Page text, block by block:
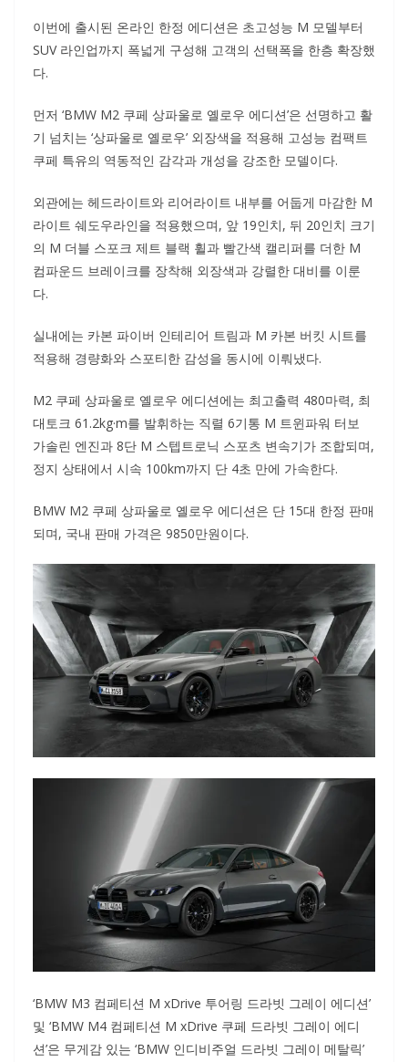
이번에 출시된 온라인 한정 에디션은 초고성능 M 모델부터
SUV 라인업까지 폭넓게 구성해 고객의 선택폭을 한층 확장했
다.
먼저 ‘BMW M2 쿠페 상파울로 옐로우 에디션’은 선명하고 활
기 넘치는 ‘상파울로 옐로우’ 외장색을 적용해 고성능 컴팩트
쿠페 특유의 역동적인 감각과 개성을 강조한 모델이다.
외관에는 헤드라이트와 리어라이트 내부를 어둡게 마감한 M
라이트 쉐도우라인을 적용했으며, 앞 19인치, 뒤 20인치 크기
의 M 더블 스포크 제트 블랙 휠과 빨간색 캘리퍼를 더한 M
컴파운드 브레이크를 장착해 외장색과 강렬한 대비를 이룬
다.
실내에는 카본 파이버 인테리어 트림과 M 카본 버킷 시트를
적용해 경량화와 스포티한 감성을 동시에 이뤄냈다.
M2 쿠페 상파울로 옐로우 에디션에는 최고출력 480마력, 최
대토크 61.2kg·m를 발휘하는 직렬 6기통 M 트윈파워 터보
가솔린 엔진과 8단 M 스텝트로닉 스포츠 변속기가 조합되며,
정지 상태에서 시속 100km까지 단 4초 만에 가속한다.
BMW M2 쿠페 상파울로 옐로우 에디션은 단 15대 한정 판매
되며, 국내 판매 가격은 9850만원이다.
‘BMW M3 컴페티션 M xDrive 투어링 드라빗 그레이 에디션’
및 ‘BMW M4 컴페티션 M xDrive 쿠페 드라빗 그레이 에디
션’은 무게감 있는 ‘BMW 인디비주얼 드라빗 그레이 메탈릭’